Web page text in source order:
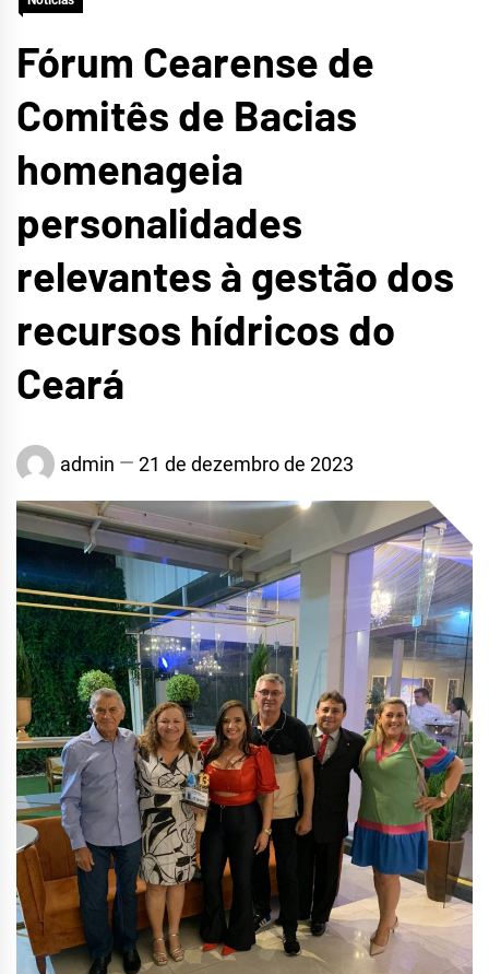
Fórum Cearense de
Comitês de Bacias
homenageia
personalidades
relevantes à gestão dos
recursos hídricos do
Ceará
admin 21 de dezembro de 2023